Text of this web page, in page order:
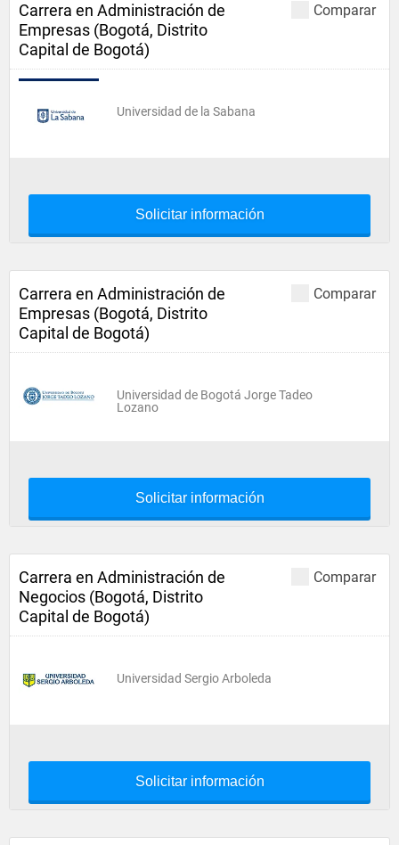
Comparar
Carrera en Administración de
Empresas (Bogotá, Distrito
Capital de Bogotá)
Universidad de la Sabana
Solicitar información
Comparar
Carrera en Administración de
Empresas (Bogotá, Distrito
Capital de Bogotá)
Universidad de Bogotá Jorge Tadeo
Lozano
Solicitar información
Comparar
Carrera en Administración de
Negocios (Bogotá, Distrito
Capital de Bogotá)
Universidad Sergio Arboleda
Solicitar información